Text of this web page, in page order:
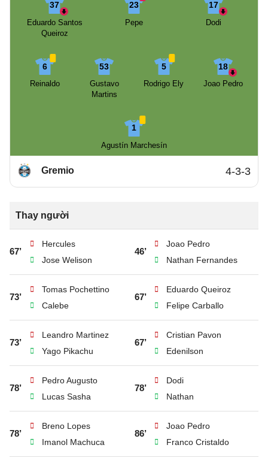
37
Eduardo Santos
Queiroz
23
Pepe
17
Dodi
6
Reinaldo
53
Gustavo
Martins
5
Rodrigo Ely
18
Joao Pedro
1
Agustín Marchesín
Gremio 4-3-3
Thay người
67’
Hercules
Jose Welison
46’
Joao Pedro
Nathan Fernandes
73’
Tomas Pochettino
Calebe
67’
Eduardo Queiroz
Felipe Carballo
73’
Leandro Martinez
Yago Pikachu
67’
Cristian Pavon
Edenilson
78’
Pedro Augusto
Lucas Sasha
78’
Dodi
Nathan
78’
Breno Lopes
Imanol Machuca
86’
Joao Pedro
Franco Cristaldo